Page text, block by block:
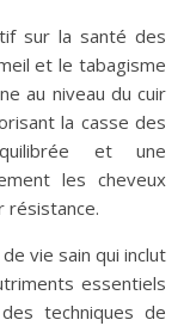
sur la santé des
et le tabagisme
au niveau du cuir
la casse des
et une
les cheveux
résistance.
vie sain qui inclut
essentiels
techniques de